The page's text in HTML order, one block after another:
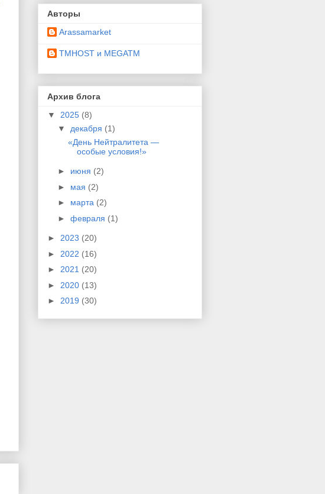
Авторы
Arassamarket
TMHOST и MEGATM
Архив блога
▼ 2025 (8)
▼ декабря (1)
«День Нейтралитета —
особые условия!»
► июня (2)
► мая (2)
► марта (2)
► февраля (1)
► 2023 (20)
► 2022 (16)
► 2021 (20)
► 2020 (13)
► 2019 (30)